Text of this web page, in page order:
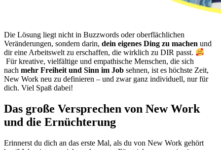
Die Lösung liegt nicht in Buzzwords oder oberflächlichen
Veränderungen, sondern darin, dein eigenes Ding zu machen und
dir eine Arbeitswelt zu erschaffen, die wirklich zu DIR passt.
Für kreative, vielfältige und empathische Menschen, die sich
nach mehr Freiheit und Sinn im Job sehnen, ist es höchste Zeit,
New Work neu zu definieren – und zwar ganz individuell, nur für
dich. Viel Spaß dabei!
Das große Versprechen von New Work
und die Ernüchterung
Erinnerst du dich an das erste Mal, als du von New Work gehört